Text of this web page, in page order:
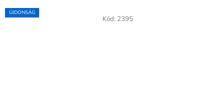
ÚJDONSÁG
Kód: 2395